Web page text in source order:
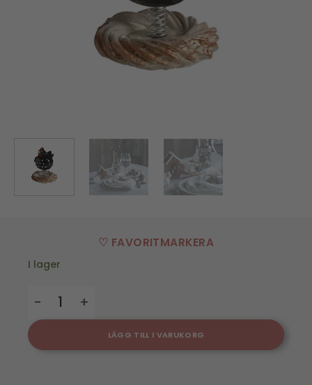
♡ FAVORITMARKERA
I lager
LÄGG TILL I VARUKORG